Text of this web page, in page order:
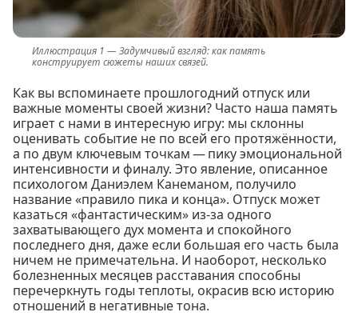
Задумчивый взгляд: как память
конструирует сюжеты наших связей.
Как вы вспоминаете прошлогодний отпуск или
важные моменты своей жизни? Часто наша память
играет с нами в интересную игру: мы склонны
оценивать событие не по всей его протяжённости,
а по двум ключевым точкам — пику эмоциональной
интенсивности и финалу. Это явление, описанное
психологом Даниэлем Канеманом, получило
название «правило пика и конца». Отпуск может
казаться «фантастическим» из-за одного
захватывающего дух момента и спокойного
последнего дня, даже если большая его часть была
ничем не примечательна. И наоборот, несколько
болезненных месяцев расставания способны
перечеркнуть годы теплоты, окрасив всю историю
отношений в негативные тона.